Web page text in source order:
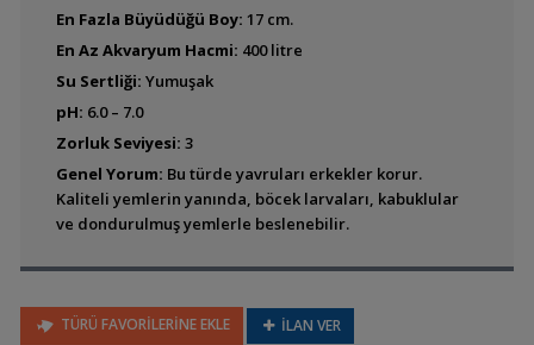
Chromidotilapia
mamonekenei
melaniae
En Fazla Büyüdüğü Boy: 17 cm.
En Az Akvaryum Hacmi: 400 litre
Su Sertliği: Yumuşak
pH: 6.0 – 7.0
Zorluk Seviyesi: 3
Genel Yorum: Bu türde yavruları erkekler korur.
Kaliteli yemlerin yanında, böcek larvaları, kabuklular
ve dondurulmuş yemlerle beslenebilir.
TÜRÜ FAVORİLERİNE EKLE İLAN VER